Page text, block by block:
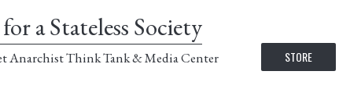
a Stateless Society
Anarchist Think Tank & Media Center STORE